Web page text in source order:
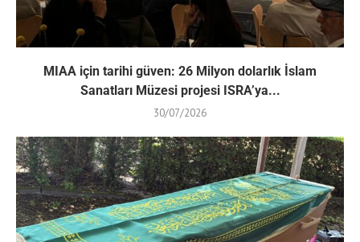
MIAA için tarihi güven: 26 Milyon dolarlık İslam
Sanatları Müzesi projesi ISRA’ya...
30/07/2026